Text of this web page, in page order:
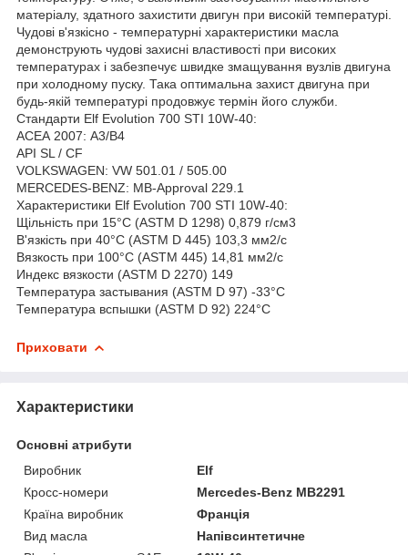
матеріалу, здатного захистити двигун при високій температурі.
Чудові в'язкісно - температурні характеристики масла
демонструють чудові захисні властивості при високих
температурах і забезпечує швидке змащування вузлів двигуна
при холодному пуску. Така оптимальна захист двигуна при
будь-якій температурі продовжує термін його служби.
Стандарти Elf Evolution 700 STI 10W-40:
АСЕА 2007: A3/B4
API SL / CF
VOLKSWAGEN: VW 501.01 / 505.00
MERCEDES-BENZ: MB-Approval 229.1
Характеристики Elf Evolution 700 STI 10W-40:
Щільність при 15°C (ASTM D 1298) 0,879 г/см3
В'язкість при 40°C (ASTM D 445) 103,3 мм2/с
Вязкость при 100°C (ASTM 445) 14,81 мм2/с
Индекс вязкости (ASTM D 2270) 149
Температура застывания (ASTM D 97) -33°C
Температура вспышки (ASTM D 92) 224°C
Приховати
Характеристики
Основні атрибути
Виробник
Elf
Кросс-номери
Mercedes-Benz MB2291
Країна виробник
Франція
Вид масла
Напівсинтетичне